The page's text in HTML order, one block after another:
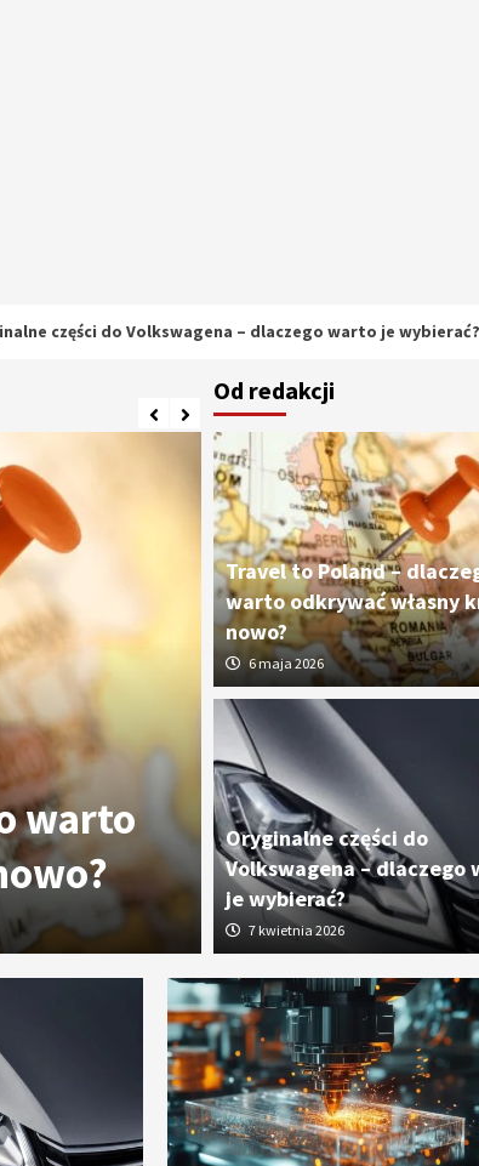
do Volkswagena – dlaczego warto je wybierać?
warto
Oryginalne
dlaczego
7 kwietnia 2026
Od redakcji
Travel to Poland –
warto odkrywać własny
nowo?
6 maja 2026
Oryginalne części do
Volkswagena – dlaczego
je wybierać?
7 kwietnia 2026